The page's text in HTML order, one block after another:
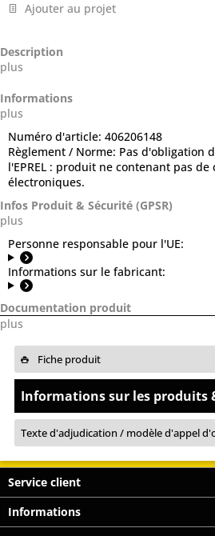
Ajouter au projet
Description
plus
Informations
plus
Numéro d'article: 406206148
Règlement / Norme: Pas d'obligation
l'EPREL : produit ne contenant pas de
électroniques.
Infos Produit & Sécurité (GPSR)
plus
Personne responsable pour l'UE:
Informations sur le fabricant:
Documentation produit
plus
Fiche produit
Informations sur les produits
Texte d'adjudication / modèle d'appel
Service client
Informations